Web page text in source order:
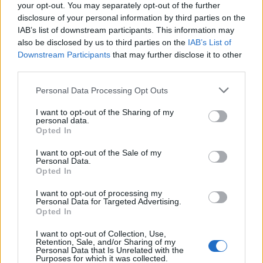
your opt-out. You may separately opt-out of the further
disclosure of your personal information by third parties on the
IAB’s list of downstream participants. This information may
also be disclosed by us to third parties on the IAB’s List of
Downstream Participants that may further disclose it to other
Personal Data Processing Opt Outs
I want to opt-out of the Sharing of my
personal data.
Opted In
I want to opt-out of the Sale of my
Personal Data.
Opted In
I want to opt-out of processing my
Personal Data for Targeted Advertising.
Opted In
I want to opt-out of Collection, Use,
Retention, Sale, and/or Sharing of my
Personal Data that Is Unrelated with the
Purposes for which it was collected.
Casa-Museu Teixeira Lopes promove oficinas
criativas de 8 a 22 de agosto
6/08/2026